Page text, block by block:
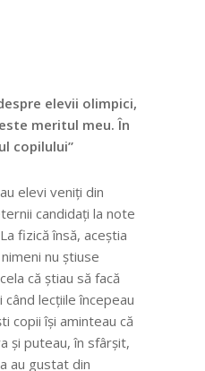
elevii olimpici,
meritul meu. În
copilului”
elevi veniți din
candidați la note
fizică însă, aceștia
nu știuse
că știau să facă
lecțiile începeau
copii își aminteau că
și puteau, în sfârșit,
au gustat din